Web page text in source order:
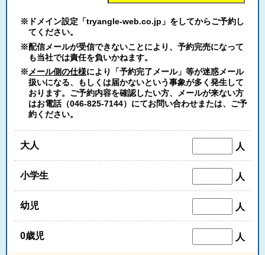
※ドメイン設定「tryangle-web.co.jp」をしてからご予約し
てください。
※配信メールが受信できないことにより、予約完売になって
も当社では責任を負いかねます。
※メール側の仕様により「予約完了メール」等が迷惑メール
扱いになる、もしくは届かないという事象が多く発生して
おります。ご予約内容を確認したい方、メールが来ない方
はお電話（046-825-7144）にてお問い合わせまたは、ご予
約ください。
大人 人
小学生 人
幼児 人
0歳児 人